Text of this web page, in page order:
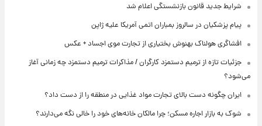
شرایط جدید قانون بازنشستگی اعلام شد
پیام پزشکیان در سالروز بمباران اتمی آمریکا علیه ژاپن
افشاگری هولناک بهنوش بختیاری از تجارت موی اجساد + عکس
جزئیات تازه از ترمیم دستمزد کارگران / مذاکرات ترمیم دستمزد چه زمانی آغاز
می‌شود؟
ایران چگونه دست بالای تجارت مواد غذایی در منطقه را از دست داد؟
شوک به بازار اجاره مسکن؛ چرا مالکان خانه‌های خود را خالی نگه می‌دارند؟